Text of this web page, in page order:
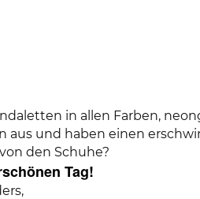
in allen Farben,
und haben einen
den Schuhe?
Tag!